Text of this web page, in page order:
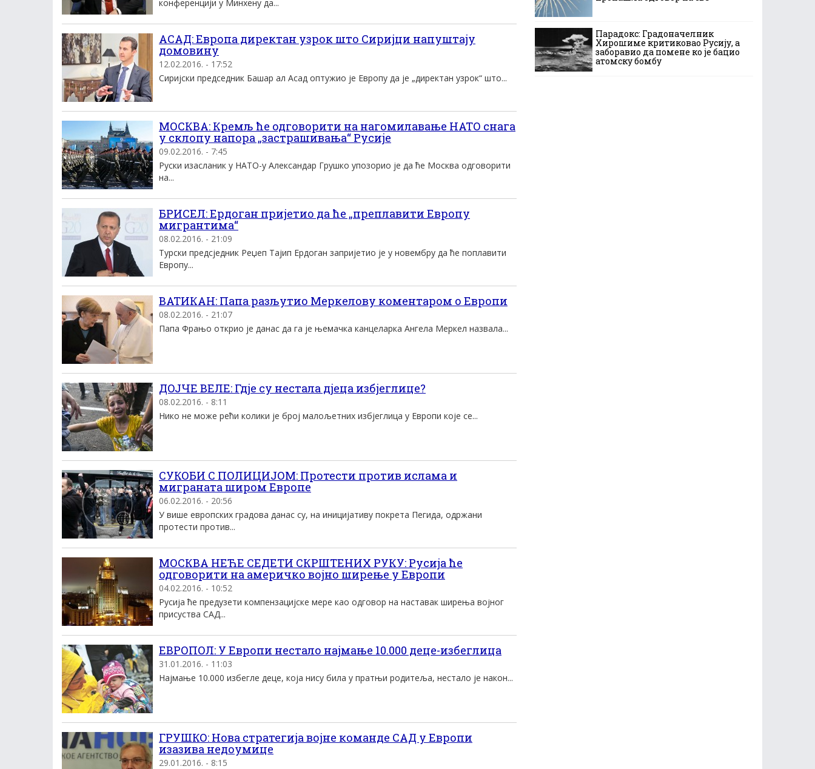
конференциjи у Mинхену да...
AСАД: Eвропа директан узрок што Сириjци напуштаjу
домовину
12.02.2016. - 17:52
Сириjски председник Башар ал Aсад оптужио jе Eвропу да jе „директан узрок“ што...
МОСКВА: Кремљ ће одговорити на нагомилавање НАТО снага
у склопу напора „застрашивања“ Русије
09.02.2016. - 7:45
Руски изасланик у НАТО-у Александар Грушко упозорио је да ће Москва одговорити
на...
БРИСЕЛ: Ердоган пријетио да ће „преплавити Европу
мигрантима“
08.02.2016. - 21:09
Турски предсједник Реџеп Тајип Ердоган запријетио је у новембру да ће поплавити
Европу...
ВАТИКАН: Папа разљутио Меркелову коментаром о Европи
08.02.2016. - 21:07
Папа Фрањо открио је данас да га је њемачка канцеларка Ангела Меркел назвала...
ДOЈЧЕ ВЕЛЕ: Гдје су нестала дјеца избјеглице?
08.02.2016. - 8:11
Нико не може рећи колики је број малољетних избјеглица у Европи које се...
СУКОБИ С ПОЛИЦИЈОМ: Протести против ислама и
миграната широм Eвропе
06.02.2016. - 20:56
У више европских градова данас су, на инициjативу покрета Пегида, одржани
протести против...
МОСКВА НЕЋЕ СЕДЕТИ СКРШТЕНИХ РУКУ: Русија ће
одговорити на америчко војно ширење у Европи
04.02.2016. - 10:52
Русија ће предузети компензацијске мере као одговор на наставак ширења војног
присуства САД...
EВРОПОЛ: У Eвропи нестало наjмање 10.000 деце-избеглица
31.01.2016. - 11:03
Наjмање 10.000 избегле деце, коjа нису била у пратњи родитеља, нестало jе након...
ГРУШКО: Нова стратегија војне команде САД у Европи
изазива недоумице
29.01.2016. - 8:15
Парадокс: Градоначелник
Хирошиме критиковао Русију, а
заборавио да помене ко је бацио
атомску бомбу